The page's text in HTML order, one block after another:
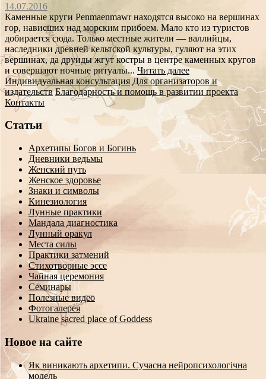
14.07.2016
Каменные круги Penmaenmawr находятся высоко на вершинах
гор, нависших над морским прибоем. Мало кто из туристов
добирается сюда. Только местные жители — валлийцы,
наследники древней кельтской культуры, гуляют на этих
вершинах, да друиды жгут костры в центре каменных кругов
и совершают ночные ритуалы... Читать далее
Индивидуальная консультация Для организаторов и
издательств Благодарность и помощь в развитии проекта
Контакты
Статьи
Архетипы Богов и Богинь
Дневники ведьмы
Женский путь
Женское здоровье
Знаки и символы
Кинезиология
Лунные практики
Мандала диагностика
Лунный оракул
Места силы
Практики затмений
Стихотворные эссе
Чайная церемония
Семинары
Полезные видео
Фотогалерея
Ukraine sacred place of Goddess
Новое на сайте
Як виникають архетипи. Сучасна нейропсихологічна
модель